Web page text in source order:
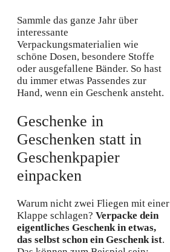
Sammle das ganze Jahr über
interessante
Verpackungsmaterialien wie
schöne Dosen, besondere Stoffe
oder ausgefallene Bänder. So hast
du immer etwas Passendes zur
Hand, wenn ein Geschenk ansteht.
Geschenke in
Geschenken statt in
Geschenkpapier
einpacken
Warum nicht zwei Fliegen mit einer
Klappe schlagen? Verpacke dein
eigentliches Geschenk in etwas,
das selbst schon ein Geschenk ist.